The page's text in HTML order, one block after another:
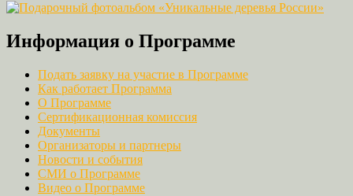
Информация о Программе
Подать заявку на участие в Программе
Как работает Программа
О Программе
Сертификационная комиссия
Документы
Организаторы и партнеры
Новости и события
СМИ о Программе
Видео о Программе